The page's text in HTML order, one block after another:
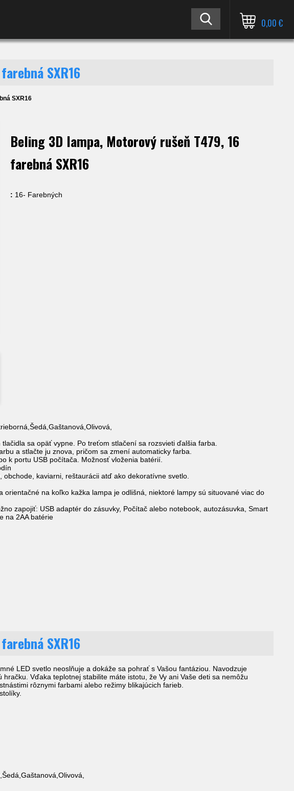
0,00 €
SXR16
SXR16
Beling 3D lampa, Motorový rušeň T479, 16
farebná SXR16
: 16- Farebných
sa opäť vypne. Po treťom stlačení sa rozsvieti ďalšia farba.
a stlačte ju znova, pričom sa zmení automaticky farba.
k portu USB počítača. Možnosť vloženia batérií.
kaviarni, reštaurácii atď ako dekoratívne svetlo.
na koľko kažka lampa je odlišná, niektoré lampy sú situované viac do
zapojiť: USB adaptér do zásuvky, Počítač alebo notebook, autozásuvka, Smart
na 2AA batérie
SXR16
LED svetlo neoslňuje a dokáže sa pohrať s Vašou fantáziou. Navodzuje
Vďaka teplotnej stabilite máte istotu, že Vy ani Vaše deti sa nemôžu
rôznymi farbami alebo režimy blikajúcich farieb.